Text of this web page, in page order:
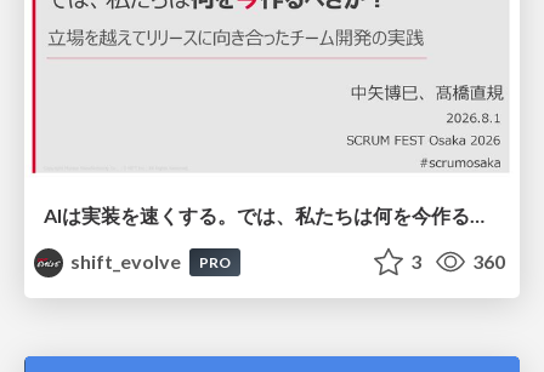
shift_evolve
PRO 3 360